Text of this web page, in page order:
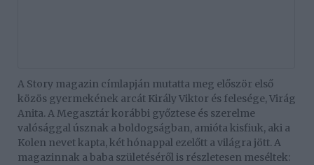
A Story magazin címlapján mutatta meg először első
közös gyermekének arcát Király Viktor és felesége, Virág
Anita. A Megasztár korábbi győztese és szerelme
valósággal úsznak a boldogságban, amióta kisfiuk, aki a
Kolen nevet kapta, két hónappal ezelőtt a világra jött. A
magazinnak a baba születéséről is részletesen meséltek: